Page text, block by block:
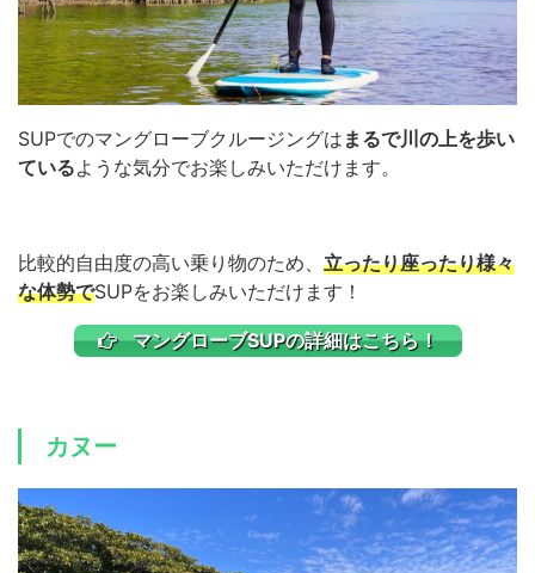
SUPでのマングローブクルージングは まるで川の上を歩い
ているような気分でお楽しみいただけます。
比較的自由度の高い乗り物のため、 立ったり座ったり様々
な体勢でSUPをお楽しみいただけます！
マングローブSUPの詳細はこちら！
カヌー